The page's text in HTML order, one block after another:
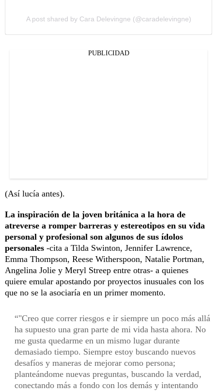
A post shared by Cara Delevingne (@caradelevingne)
PUBLICIDAD
(Así lucía antes).
La inspiración de la joven británica a la hora de
atreverse a romper barreras y estereotipos en su vida
personal y profesional son algunos de sus ídolos
personales -cita a Tilda Swinton, Jennifer Lawrence,
Emma Thompson, Reese Witherspoon, Natalie Portman,
Angelina Jolie y Meryl Streep entre otras- a quienes
quiere emular apostando por proyectos inusuales con los
que no se la asociaría en un primer momento.
"Creo que correr riesgos e ir siempre un poco más allá
ha supuesto una gran parte de mi vida hasta ahora. No
me gusta quedarme en un mismo lugar durante
demasiado tiempo. Siempre estoy buscando nuevos
desafíos y maneras de mejorar como persona;
planteándome nuevas preguntas, buscando la verdad,
conectando más a fondo con los demás y intentando